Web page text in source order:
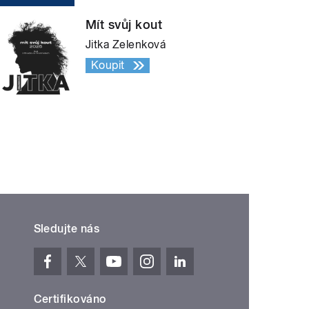
Mít svůj kout
Jitka Zelenková
Koupit
Sledujte nás
Certifikováno